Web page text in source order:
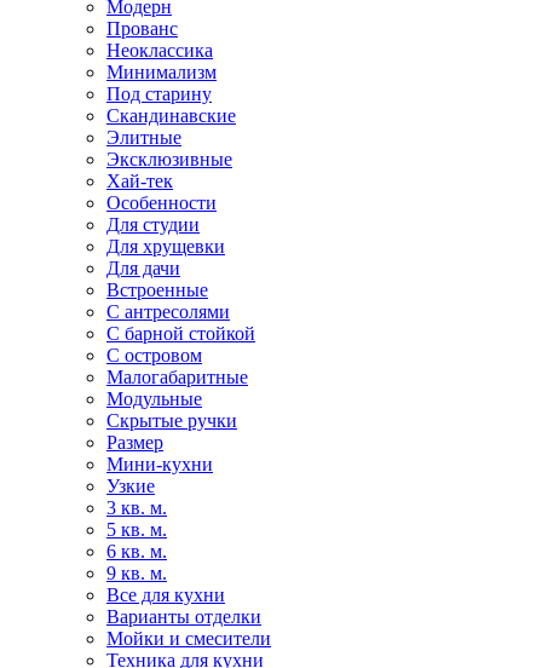
Модерн
Прованс
Неоклассика
Минимализм
Под старину
Скандинавские
Элитные
Эксклюзивные
Хай-тек
Особенности
Для студии
Для хрущевки
Для дачи
Встроенные
С антресолями
С барной стойкой
С островом
Малогабаритные
Модульные
Скрытые ручки
Размер
Мини-кухни
Узкие
3 кв. м.
5 кв. м.
6 кв. м.
9 кв. м.
Все для кухни
Варианты отделки
Мойки и смесители
Техника для кухни